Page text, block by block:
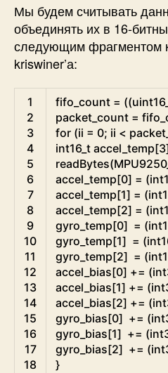
Мы будем считывать
объединять их в 16-
следующим фрагментом
kriswiner’а:
1
2
3
4
5
6
7
8
9
10
11
12
13
14
15
16
17
18
fifo_count = ((
packet_count =
for (ii = 0; ii <
int16_ t accel_temp[3
readBytes(
accel_temp[0] = (
accel_temp[1] = (
accel_temp[2] = (
gyro_temp[0] = (
gyro_temp[1] = (
gyro_temp[2] = (
accel_bias[0] += (
accel_bias[1] += (
accel_bias[2] += (
gyro_bias[0] += (
gyro_bias[1] += (
gyro_bias[2] += (
}